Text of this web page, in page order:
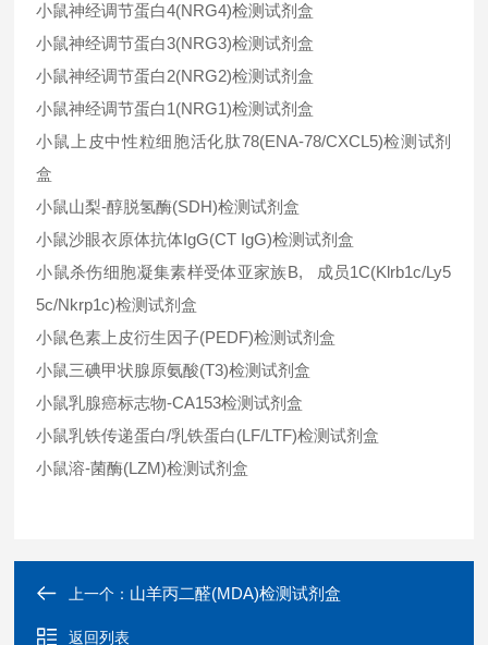
小鼠神经调节蛋白4(NRG4)检测试剂盒
小鼠神经调节蛋白3(NRG3)检测试剂盒
小鼠神经调节蛋白2(NRG2)检测试剂盒
小鼠神经调节蛋白1(NRG1)检测试剂盒
小鼠上皮中性粒细胞活化肽78(ENA-78/CXCL5)检测试剂
盒
小鼠山梨-醇脱氢酶(SDH)检测试剂盒
小鼠沙眼衣原体抗体IgG(CT IgG)检测试剂盒
小鼠杀伤细胞凝集素样受体亚家族B, 成员1C(Klrb1c/Ly5
5c/Nkrp1c)检测试剂盒
小鼠色素上皮衍生因子(PEDF)检测试剂盒
小鼠三碘甲状腺原氨酸(T3)检测试剂盒
小鼠乳腺癌标志物-CA153检测试剂盒
小鼠乳铁传递蛋白/乳铁蛋白(LF/LTF)检测试剂盒
小鼠溶-菌酶(LZM)检测试剂盒
上一个： 山羊丙二醛(MDA)检测试剂盒
返回列表